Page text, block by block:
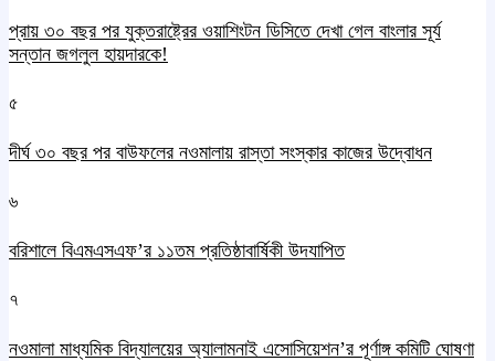
প্রায় ৩০ বছর পর যুক্তরাষ্ট্রের ওয়াশিংটন ডিসিতে দেখা গেল বাংলার সূর্য
সন্তান জগলুল হায়দারকে!
৫
দীর্ঘ ৩০ বছর পর বাউফলের নওমালায় রাস্তা সংস্কার কাজের উদ্বোধন
৬
বরিশালে বিএমএসএফ’র ১১তম প্রতিষ্ঠাবার্ষিকী উদযাপিত
৭
নওমালা মাধ্যমিক বিদ্যালয়ের অ্যালামনাই এসোসিয়েশন’র পূর্ণাঙ্গ কমিটি ঘোষণা